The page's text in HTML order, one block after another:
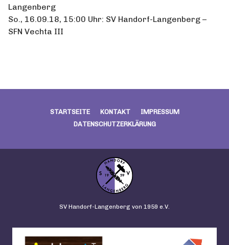
Langenberg
So., 16.09.18, 15:00 Uhr: SV Handorf-Langenberg –
SFN Vechta III
STARTSEITE KONTAKT
IMPRESSUM
DATENSCHUTZERKLÄRUNG
SV Handorf-Langenberg von 1959 e.V.